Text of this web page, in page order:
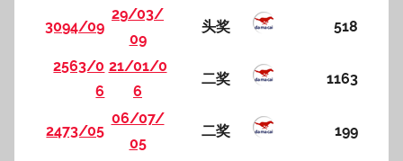
3094/09
29/03/
09
头奖 518
2563/0
6
21/01/0
6
二奖 1163
2473/05
06/07/
05
二奖 199